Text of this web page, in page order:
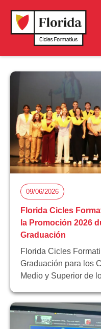
09/06/2026
Florida Cicles
la Promoción 2026
Graduación
Florida Cicles
Graduación para los
Medio y Superior de